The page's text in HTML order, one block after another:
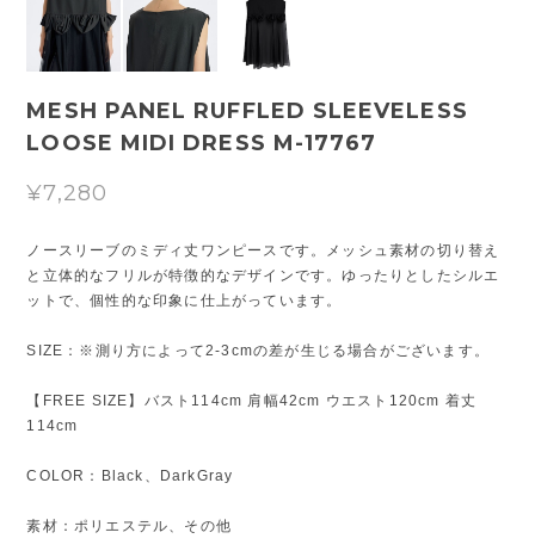
MESH PANEL RUFFLED SLEEVELESS
LOOSE MIDI DRESS M-17767
¥7,280
ノースリーブのミディ丈ワンピースです。メッシュ素材の切り替え
と立体的なフリルが特徴的なデザインです。ゆったりとしたシルエ
ットで、個性的な印象に仕上がっています。
SIZE：※測り方によって2-3cmの差が生じる場合がございます。
【FREE SIZE】バスト114cm 肩幅42cm ウエスト120cm 着丈
114cm
COLOR：Black、DarkGray
素材：ポリエステル、その他